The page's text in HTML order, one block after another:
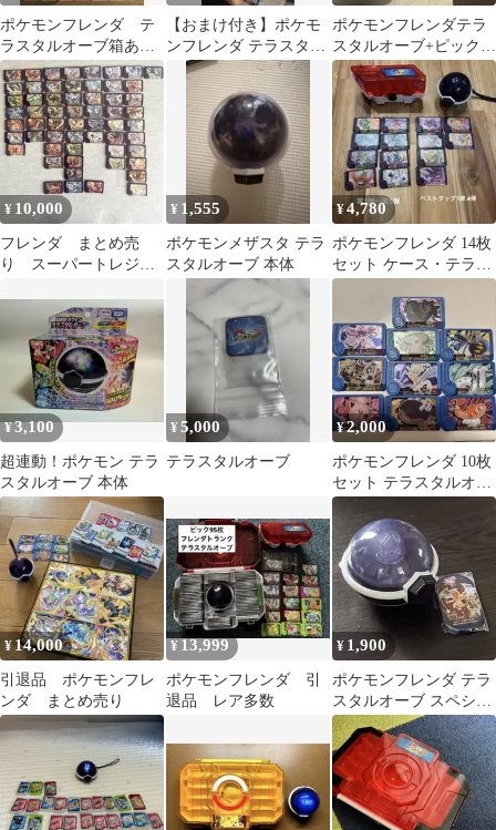
ポケモンフレンダ テ
ラスタルオーブ箱あ
り フレンダピック付
【おまけ付き】ポケモ
ンフレンダ テラスタル
オーブ ダイマックス
バンド セット
ポケモンフレンダテラ
スタルオーブ+ピック31
枚(スーパートレジャー
多数含)
¥ 10,000
フレンダ まとめ売
り スーパートレジャ
テラスタルオーブ レ
¥ 1,555
ポケモンメザスタ テラ
スタルオーブ 本体
¥4,780
ポケモンフレンダ 14枚
セット ケース・テラス
タルオーブ付き
¥3,100
超連動！ポケモン テラ
スタルオーブ 本体
¥5,000
テラスタルオーブ
¥2,000
ポケモンフレンダ 10枚
セット テラスタルオー
ブ まとめ売り
¥ 14,000
引退品 ポケモンフレ
ンダ まとめ売り
¥ 13,999
ポケモンフレンダ 引
退品 レア多数
¥ 1,900
ポケモンフレンダ テラ
スタルオーブ スペシャ
ルタグ リザードン